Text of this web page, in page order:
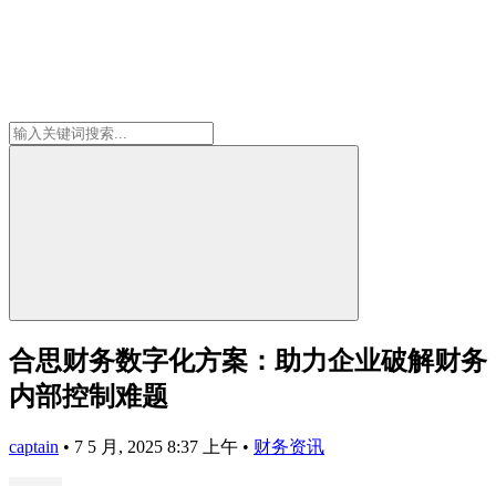
合思财务数字化方案：助力企业破解财务
内部控制难题
captain • 7 5 月, 2025 8:37 上午 • 财务资讯